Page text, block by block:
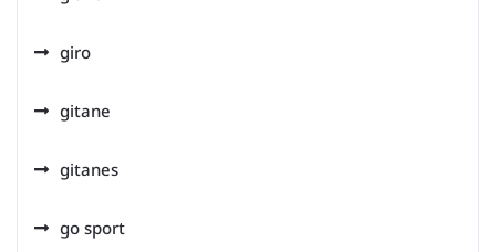
giro
gitane
gitanes
go sport